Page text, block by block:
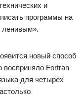
и
программы на
ленивым».
новый способ
восприняло Fortran
для четырех